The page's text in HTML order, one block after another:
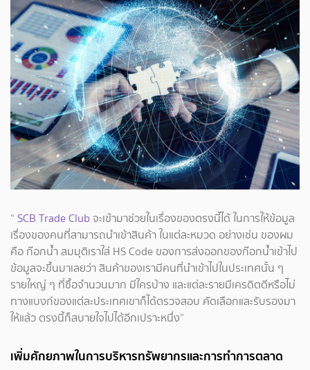
“ SCB Trade Clubจะเข้ามาช่วยในเรื่องของตรงนี้ได้ ในการให้ข้อมูล
เรื่องของคนที่สามารถนำเข้าสินค้า ในแต่ละหมวด อย่างเช่น ของผม
คือ ก๊อกน้ำ สมมุติเราใส่ HS Code ของการส่งออกของก๊อกน้ำเข้าไป
ข้อมูลจะขึ้นมาเลยว่า สินค้าของเรามีคนที่นำเข้าไปในประเทศนั้น ๆ
รายใหญ่ ๆ ที่ซื้อจำนวนมาก มีใครบ้าง และแต่ละรายมีเครดิตดีหรือไม่
ทางแบงก์ของแต่ละประเทศเขาก็ได้ตรวจสอบ คัดเลือกและรับรองมา
ให้แล้ว ตรงนี้ก็สบายใจไปได้อีกเปราะหนึ่ง”
เพิ่มศักยภาพในการบริหารทรัพยากรและการทำการตลาด